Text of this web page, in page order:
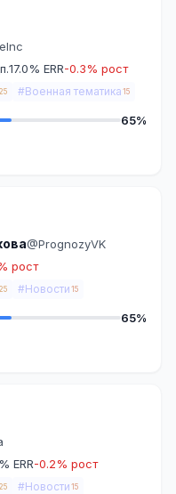
17.0% ERR-0.3% рост
25 #Военная тематика 15
65%
@PrognozyVK
рост
25 #Новости 15
65%
ERR-0.2% рост
25 #Новости 15